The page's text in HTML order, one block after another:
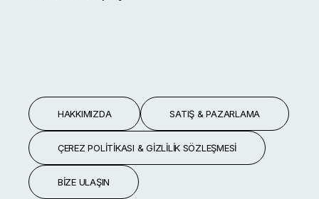
HAKKIMIZDA SATIŞ & PAZARLAMA
ÇEREZ POLITIKASI & GIZLILIK SÖZLEŞMESI
BIZE ULAŞIN